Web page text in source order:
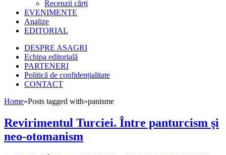
Recenzii cărți
EVENIMENTE
Analize
EDITORIAL
DESPRE ASAGRI
Echipa editorială
PARTENERI
Politică de confidențialitate
CONTACT
Home»Posts tagged with»panisme
Revirimentul Turciei. Între panturcism şi
neo-otomanism